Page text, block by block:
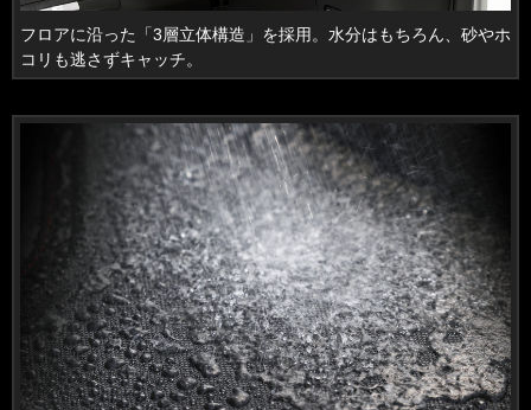
フロアに沿った「3層立体構造」を採用。水分はもちろん、砂やホ
コリも逃さずキャッチ。